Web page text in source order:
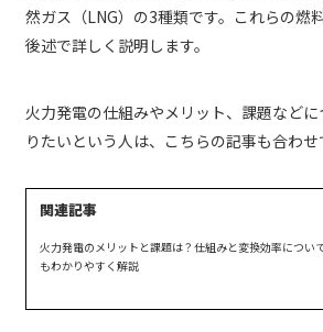
然ガス（LNG）の3種類です。これらの燃
後述で詳しく説明します。
火力発電の仕組みやメリット、課題など
りたいという人は、こちらの記事も合わせ
火力発電のメリットと課題は？仕組みと変換効率につい
もわかりやすく解説